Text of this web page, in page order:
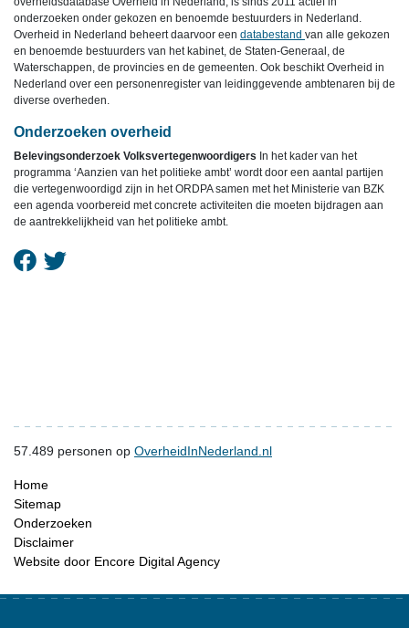
onderzoeken onder gekozen en benoemde bestuurders in Nederland.
Overheid in Nederland beheert daarvoor een databestand van alle gekozen
en benoemde bestuurders van het kabinet, de Staten-Generaal, de
Waterschappen, de provincies en de gemeenten. Ook beschikt Overheid in
Nederland over een personenregister van leidinggevende ambtenaren bij de
diverse overheden.
Onderzoeken overheid
Belevingsonderzoek Volksvertegenwoordigers In het kader van het
programma ‘Aanzien van het politieke ambt’ wordt door een aantal partijen
die vertegenwoordigd zijn in het ORDPA samen met het Ministerie van BZK
een agenda voorbereid met concrete activiteiten die moeten bijdragen aan
de aantrekkelijkheid van het politieke ambt.
57.489 personen op OverheidInNederland.nl
Home
Sitemap
Onderzoeken
Disclaimer
Website door Encore Digital Agency